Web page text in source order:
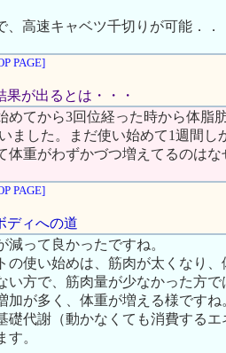
、高速キャベツ千切りが可能．
PAGE]
果が出るとは・・・
めてから3回位経った時から体脂
ました。まだ使い始めて1週間
体重がわずかづつ増えてるのは
PAGE]
ディへの道
減って良かったですね。
の使い始めは、筋肉が太くなり
い方で、筋肉量が少なかった方
加が多く、体重が増える様ですね
礎代謝（動かなくても消費する
。